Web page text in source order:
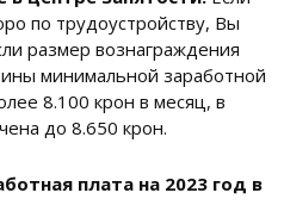
по трудоустройству, Вы
размер вознаграждения
минимальной заработной
8.100 крон в месяц, в
до 8.650 крон.
плата на 2023 год в